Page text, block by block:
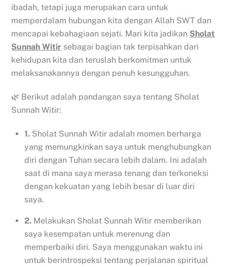
ibadah, tetapi juga merupakan cara untuk
memperdalam hubungan kita dengan Allah SWT dan
mencapai kebahagiaan sejati. Mari kita jadikan Sholat
Sunnah Witir sebagai bagian tak terpisahkan dari
kehidupan kita dan teruslah berkomitmen untuk
melaksanakannya dengan penuh kesungguhan.
🌿 Berikut adalah pandangan saya tentang Sholat
Sunnah Witir:
1. Sholat Sunnah Witir adalah momen berharga
yang memungkinkan saya untuk menghubungkan
diri dengan Tuhan secara lebih dalam. Ini adalah
saat di mana saya merasa tenang dan terkoneksi
dengan kekuatan yang lebih besar di luar diri
saya.
2. Melakukan Sholat Sunnah Witir memberikan
saya kesempatan untuk merenung dan
memperbaiki diri. Saya menggunakan waktu ini
untuk berintrospeksi tentang perjalanan spiritual